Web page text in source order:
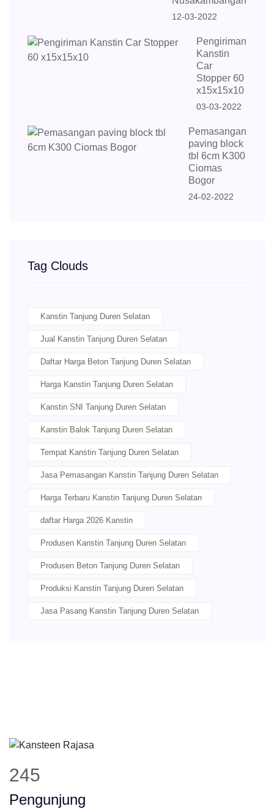
12-03-2022
Pengiriman
Kanstin
Car
Stopper 60
x15x15x10
03-03-2022
Pemasangan
paving block
tbl 6cm K300
Ciomas
Bogor
24-02-2022
Tag Clouds
Kanstin Tanjung Duren Selatan
Jual Kanstin Tanjung Duren Selatan
Daftar Harga Beton Tanjung Duren Selatan
Harga Kanstin Tanjung Duren Selatan
Kanstin SNI Tanjung Duren Selatan
Kanstin Balok Tanjung Duren Selatan
Tempat Kanstin Tanjung Duren Selatan
Jasa Pemasangan Kanstin Tanjung Duren Selatan
Harga Terbaru Kanstin Tanjung Duren Selatan
daftar Harga 2026 Kanstin
Produsen Kanstin Tanjung Duren Selatan
Produsen Beton Tanjung Duren Selatan
Produksi Kanstin Tanjung Duren Selatan
Jasa Pasang Kanstin Tanjung Duren Selatan
310
Pengunjung